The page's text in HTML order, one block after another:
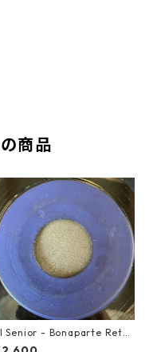
商品
Senior - Bonaparte Retre
7-21861】